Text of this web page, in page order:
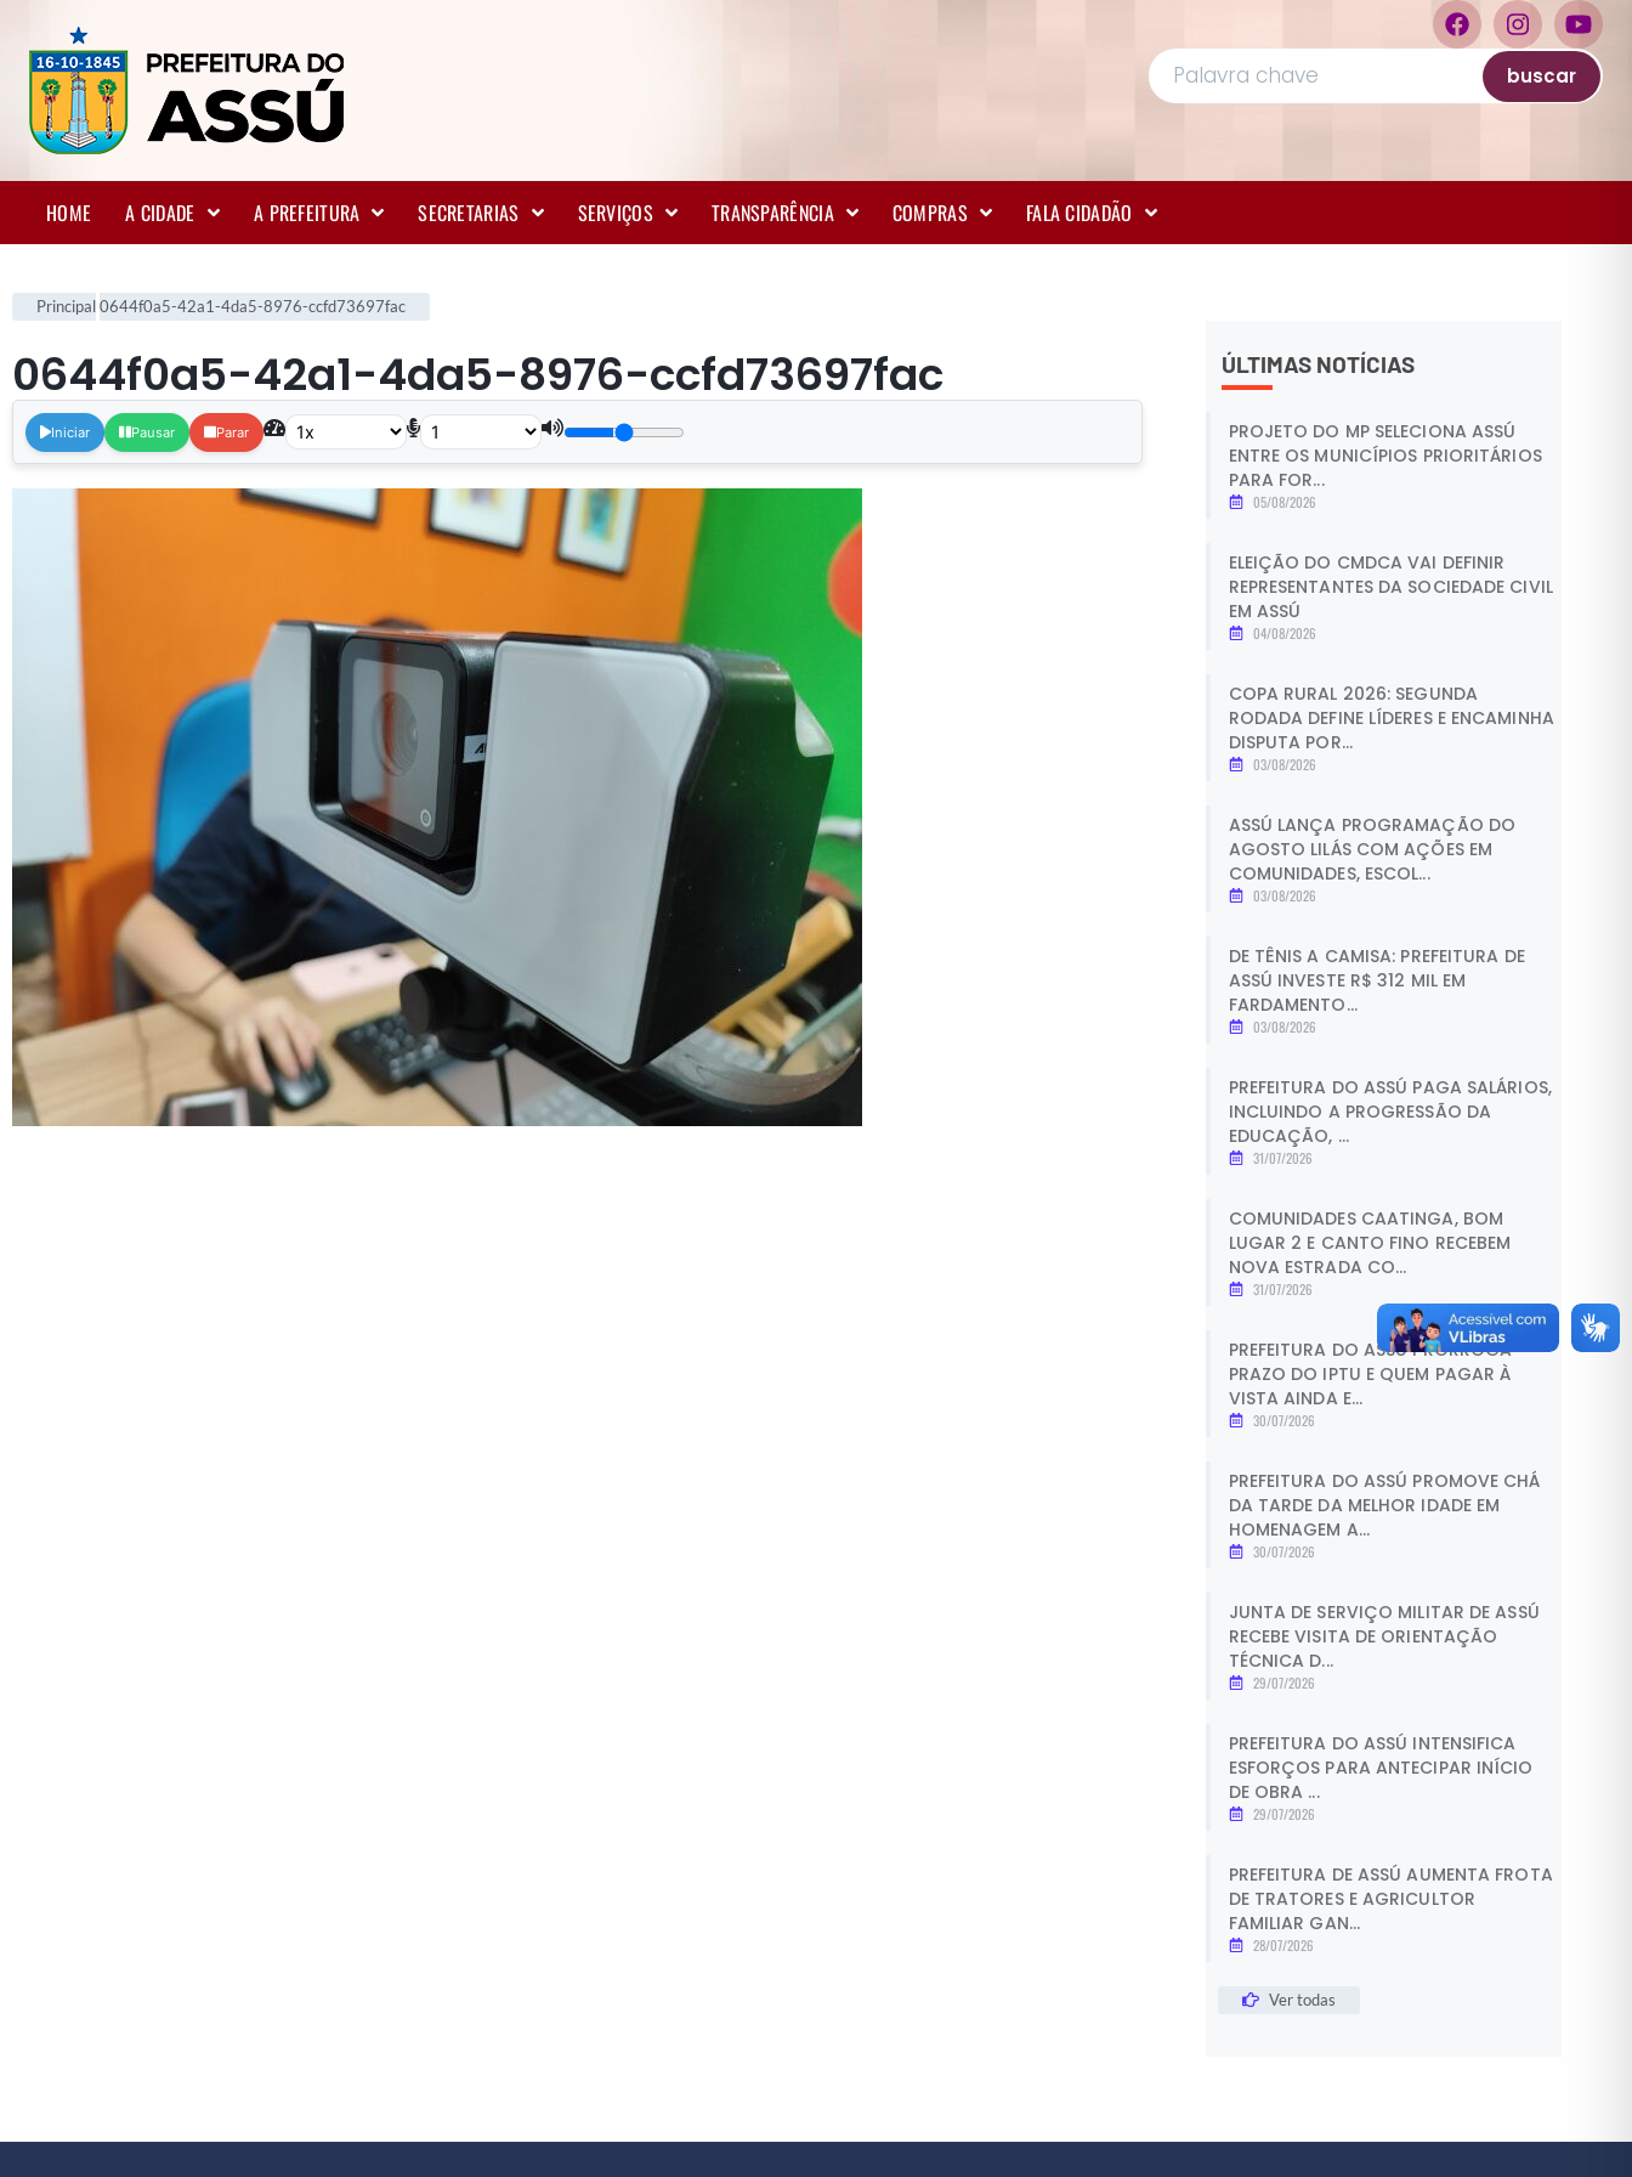
buscar
HOME A CIDADE A PREFEITURA SECRETARIAS SERVIÇOS TRANSPARÊNCIA COMPRAS FALA CIDADÃO
Principal0644f0a5-42a1-4da5-8976-ccfd73697fac
0644f0a5-42a1-4da5-8976-ccfd73697fac
Iniciar Pausar Parar
ÚLTIMAS NOTÍCIAS
PROJETO DO MP SELECIONA ASSÚ
ENTRE OS MUNICÍPIOS PRIORITÁRIOS
PARA FOR...
05/08/2026
ELEIÇÃO DO CMDCA VAI DEFINIR
REPRESENTANTES DA SOCIEDADE CIVIL
EM ASSÚ
04/08/2026
COPA RURAL 2026: SEGUNDA
RODADA DEFINE LÍDERES E ENCAMINHA
DISPUTA POR...
03/08/2026
ASSÚ LANÇA PROGRAMAÇÃO DO
AGOSTO LILÁS COM AÇÕES EM
COMUNIDADES, ESCOL...
03/08/2026
DE TÊNIS A CAMISA: PREFEITURA DE
ASSÚ INVESTE R$ 312 MIL EM
FARDAMENTO...
03/08/2026
PREFEITURA DO ASSÚ PAGA SALÁRIOS,
INCLUINDO A PROGRESSÃO DA
EDUCAÇÃO, ...
31/07/2026
COMUNIDADES CAATINGA, BOM
LUGAR 2 E CANTO FINO RECEBEM
NOVA ESTRADA CO...
31/07/2026
PREFEITURA DO ASSÚ PRORROGA
PRAZO DO IPTU E QUEM PAGAR À
VISTA AINDA E...
30/07/2026
PREFEITURA DO ASSÚ PROMOVE CHÁ
DA TARDE DA MELHOR IDADE EM
HOMENAGEM A...
30/07/2026
JUNTA DE SERVIÇO MILITAR DE ASSÚ
RECEBE VISITA DE ORIENTAÇÃO
TÉCNICA D...
29/07/2026
PREFEITURA DO ASSÚ INTENSIFICA
ESFORÇOS PARA ANTECIPAR INÍCIO
DE OBRA ...
29/07/2026
PREFEITURA DE ASSÚ AUMENTA FROTA
DE TRATORES E AGRICULTOR
FAMILIAR GAN...
28/07/2026
Ver todas